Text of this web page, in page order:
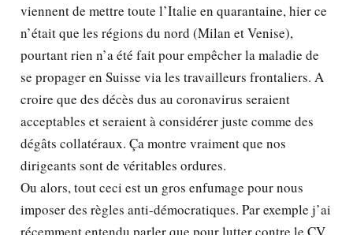
viennent de mettre toute l’Italie en quarantaine, hier ce
n’était que les régions du nord (Milan et Venise),
pourtant rien n’a été fait pour empêcher la maladie de
se propager en Suisse via les travailleurs frontaliers. A
croire que des décès dus au coronavirus seraient
acceptables et seraient à considérer juste comme des
dégâts collatéraux. Ça montre vraiment que nos
dirigeants sont de véritables ordures.
Ou alors, tout ceci est un gros enfumage pour nous
imposer des règles anti-démocratiques. Par exemple j’ai